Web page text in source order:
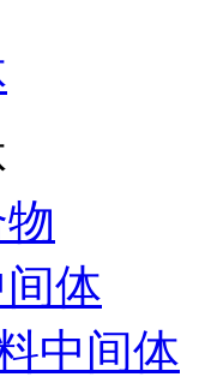
体
中间体